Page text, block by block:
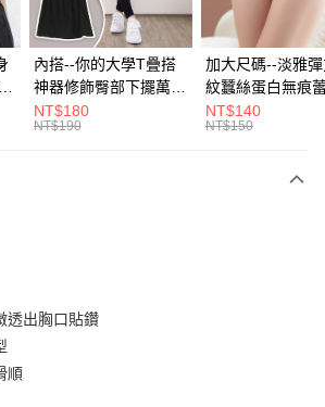
，台灣大哥大用戶可立即使用無須另外申請。
擇欲分期的期數、繳款截止日，確認付款後即完
及費用金額請依後續交易確認頁面所載為準。
前往確認交易或遇審核未通過，訂單將自動取
」】
到商品之後才付款」的支付方式。 讓您購物簡單
不需綁卡、不需儲值。
簡訊認證，即可結帳。
內搭--你的大學T疊搭
神器修飾臀部下擺萬用
內搭裙/遮臀裙(黑2L-
6L)-Q155眼圈熊中大
NT$180
NT$190
加大尺碼--淡雅
紋蠶絲蛋白無痕
角內褲(白.粉.藍.
3L)-L28眼圈熊中
NT$140
NT$150
透出胸口貼鑽
順